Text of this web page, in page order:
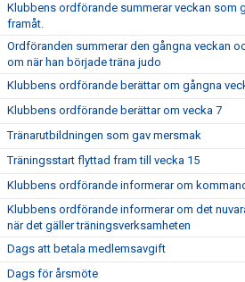
Klubbens ordförande summerar veckan som
framåt.
Ordföranden summerar den gångna veckan
om när han började träna judo
Klubbens ordförande berättar om gångna
Klubbens ordförande berättar om vecka 7
Tränarutbildningen som gav mersmak
Träningsstart flyttad fram till vecka 15
Klubbens ordförande informerar om
Klubbens ordförande informerar om det
när det gäller träningsverksamheten
Dags att betala medlemsavgift
Dags för årsmöte